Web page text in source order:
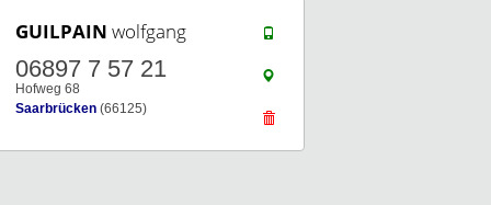
GUILPAIN wolfgang
06897 7 57 21
Hofweg 68
Saarbrücken (66125)